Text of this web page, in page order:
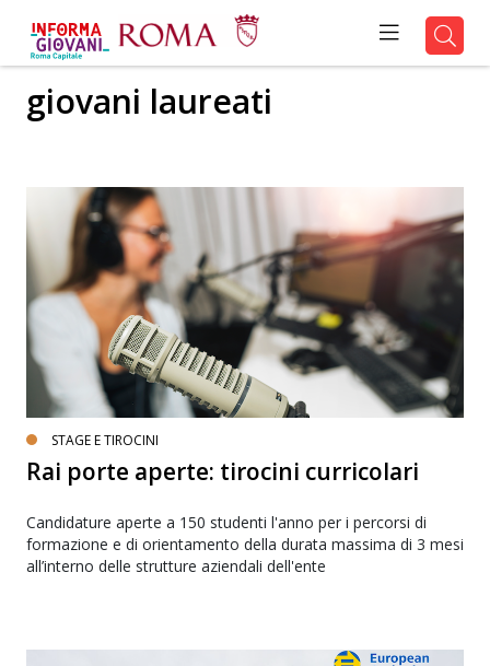
giovani laureati
STAGE E TIROCINI
Rai porte aperte: tirocini curricolari
Candidature aperte a 150 studenti l'anno per i percorsi di
formazione e di orientamento della durata massima di 3 mesi
all’interno delle strutture aziendali dell'ente